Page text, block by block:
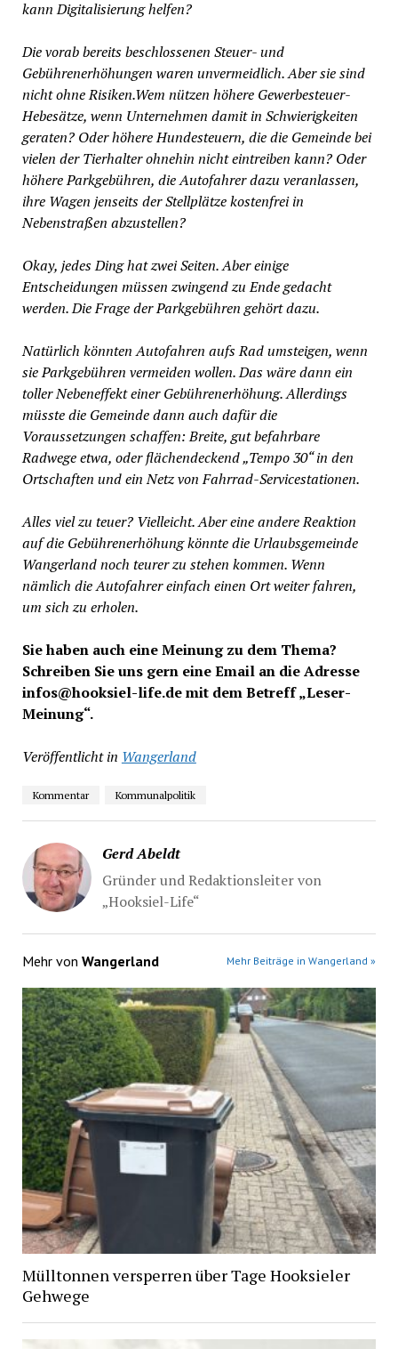
kann Digitalisierung helfen?
Die vorab bereits beschlossenen Steuer- und
Gebührenerhöhungen waren unvermeidlich. Aber sie sind
nicht ohne Risiken.Wem nützen höhere Gewerbesteuer-
Hebesätze, wenn Unternehmen damit in Schwierigkeiten
geraten? Oder höhere Hundesteuern, die die Gemeinde bei
vielen der Tierhalter ohnehin nicht eintreiben kann? Oder
höhere Parkgebühren, die Autofahrer dazu veranlassen,
ihre Wagen jenseits der Stellplätze kostenfrei in
Nebenstraßen abzustellen?
Okay, jedes Ding hat zwei Seiten. Aber einige
Entscheidungen müssen zwingend zu Ende gedacht
werden. Die Frage der Parkgebühren gehört dazu.
Natürlich könnten Autofahren aufs Rad umsteigen, wenn
sie Parkgebühren vermeiden wollen. Das wäre dann ein
toller Nebeneffekt einer Gebührenerhöhung. Allerdings
müsste die Gemeinde dann auch dafür die
Voraussetzungen schaffen: Breite, gut befahrbare
Radwege etwa, oder flächendeckend „Tempo 30“ in den
Ortschaften und ein Netz von Fahrrad-Servicestationen.
Alles viel zu teuer? Vielleicht. Aber eine andere Reaktion
auf die Gebührenerhöhung könnte die Urlaubsgemeinde
Wangerland noch teurer zu stehen kommen. Wenn
nämlich die Autofahrer einfach einen Ort weiter fahren,
um sich zu erholen.
Sie haben auch eine Meinung zu dem Thema?
Schreiben Sie uns gern eine Email an die Adresse
infos@hooksiel-life.de mit dem Betreff „Leser-
Meinung“.
Veröffentlicht in Wangerland
Kommentar Kommunalpolitik
Gerd Abeldt
Gründer und Redaktionsleiter von
„Hooksiel-Life“
Mehr von Wangerland Mehr Beiträge in Wangerland »
Mülltonnen versperren über Tage Hooksieler
Gehwege